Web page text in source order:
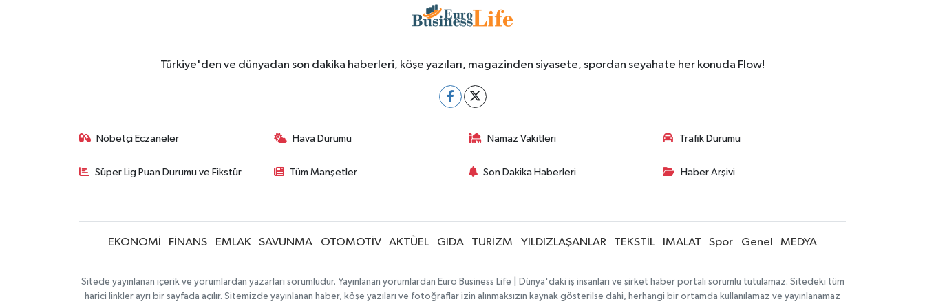
Türkiye'den ve dünyadan son dakika haberleri, köşe yazıları, magazinden siyasete, spordan seyahate her konuda Flow!
Nöbetçi Eczaneler Hava Durumu Namaz Vakitleri Trafik Durumu
Süper Lig Puan Durumu ve Fikstür Tüm Manşetler Son Dakika Haberleri Haber Arşivi
EKONOMİ FİNANS EMLAK SAVUNMA OTOMOTİV AKTÜEL GIDA TURİZM YILDIZLAŞANLAR TEKSTİL IMALAT Spor Genel MEDYA
Sitede yayınlanan içerik ve yorumlardan yazarları sorumludur. Yayınlanan yorumlardan Euro Business Life | Dünya'daki iş insanları ve şirket haber portalı sorumlu tutulamaz. Sitedeki tüm
harici linkler ayrı bir sayfada açılır. Sitemizde yayınlanan haber, köşe yazıları ve fotoğraflar izin alınmaksızın kaynak gösterilse dahi, herhangi bir ortamda kullanılamaz ve yayınlanamaz